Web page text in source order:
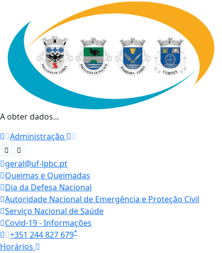
A obter dados...
Administração
geral@uf-lpbc.pt
Queimas e Queimadas
Dia da Defesa Nacional
Autoridade Nacional de Emergência e Proteção Civil
Serviço Nacional de Saúde
Covid-19 - Informações
+351 244 827 679*
Horários